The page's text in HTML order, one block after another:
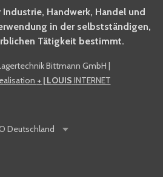
Fachwissen
anmelden.
möchte mich für den
Newsletter
Handwerk, Handel und
in der selbstständigen,
Tätigkeit bestimmt.
Bittmann GmbH |
+ | LOUIS INTERNET
Deutschland